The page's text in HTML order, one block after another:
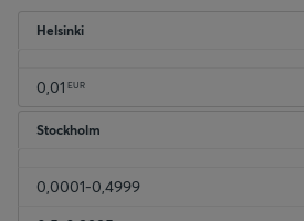
Helsinki
0,01 EUR
Stockholm
0,0001-0,4999